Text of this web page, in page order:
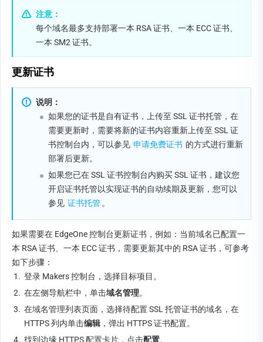
注意：
每个域名最多支持部署一本 RSA 证书、一本 ECC 证书、
一本 SM2 证书。
更新证书
说明：
如果您的证书是自有证书，上传至 SSL 证书托管，在
需要更新时，需要将新的证书内容重新上传至 SSL 证
书控制台内，可以参见 申请免费证书 的方式进行重新
部署后更新。
如果您已在 SSL 证书控制台内购买 SSL 证书，建议您
开启证书托管以实现证书的自动续期及更新，您可以
参见 证书托管 。
如果需要在 EdgeOne 控制台更新证书，例如：当前域名已配置一
本 RSA 证书、一本 ECC 证书，需要更新其中的 RSA 证书，可参考
如下步骤：
1. 登录 Makers 控制台，选择目标项目。
2. 在左侧导航栏中，单击域名管理。
3. 在域名管理列表页面，选择待配置 SSL 托管证书的域名，在
HTTPS 列内单击编辑 ，弹出 HTTPS 证书配置。
4. 找到边缘 HTTPS 配置卡片，点击配置。